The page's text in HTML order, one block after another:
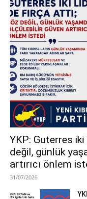
YKP: Guterres
değil, günlük
artırıcı önlem
31/07/2026